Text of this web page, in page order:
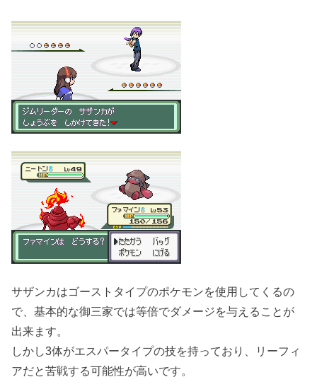
サザンカはゴーストタイプのポケモンを使用してくるの
で、基本的な御三家では等倍でダメージを与えることが
出来ます。
しかし3体がエスパータイプの技を持っており、リーフィ
アだと苦戦する可能性が高いです。